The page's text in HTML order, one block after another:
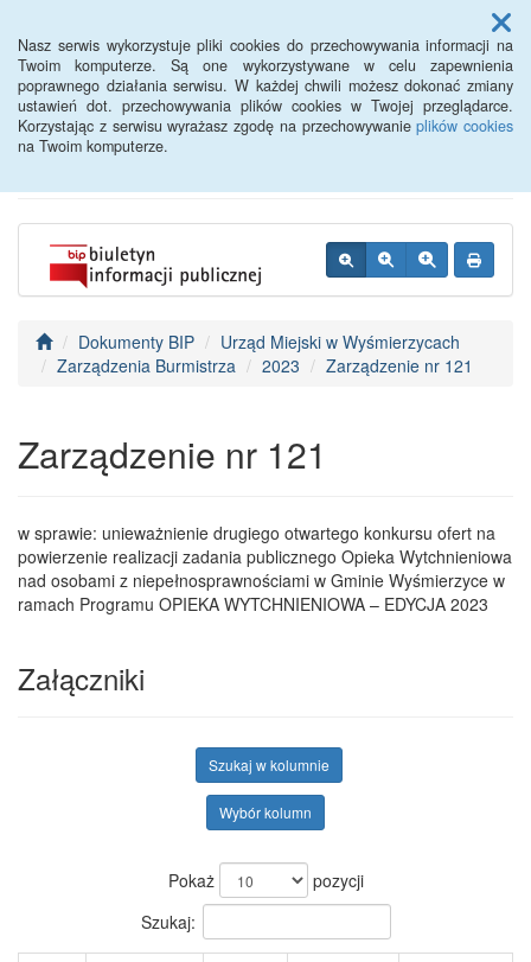
Nasz serwis wykorzystuje pliki cookies do przechowywania informacji na
Twoim komputerze. Są one wykorzystywane w celu zapewnienia
poprawnego działania serwisu. W każdej chwili możesz dokonać zmiany
ustawień dot. przechowywania plików cookies w Twojej przeglądarce.
Korzystając z serwisu wyrażasz zgodę na przechowywanieplików cookies
na Twoim komputerze.
Menu
BIP - Urząd Miejski
Wyśmierzyce
Dokumenty BIP
Urząd Miejski w Wyśmierzycach
Zarządzenia Burmistrza
2023 Zarządzenie nr 121
Zarządzenie nr 121
w sprawie: unieważnienie drugiego otwartego konkursu ofert na
powierzenie realizacji zadania publicznego Opieka Wytchnieniowa
nad osobami z niepełnosprawnościami w Gminie Wyśmierzyce w
ramach Programu OPIEKA WYTCHNIENIOWA – EDYCJA 2023
Załączniki
Szukaj w kolumnie
Wybór kolumn
Pokaż
pozycji
Szukaj: